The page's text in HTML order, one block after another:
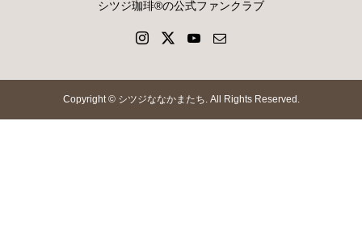
シツジ珈琲®の公式ファンクラブ
Copyright ©シツジななかまたち. All Rights Reserved.